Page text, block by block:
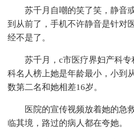
苏千月自嘲的笑了笑，静音
到从前了，手机不许静音是针对
经不是了。
苏千月，c市医疗界妇产科
科名人榜上她是年龄最小，小到
数第二名和她相差16岁。
医院的宣传视频放着她的急
临其境，路过的病人都在夸她。